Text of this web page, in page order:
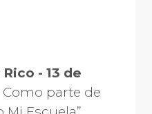
- 13 de
Como parte de